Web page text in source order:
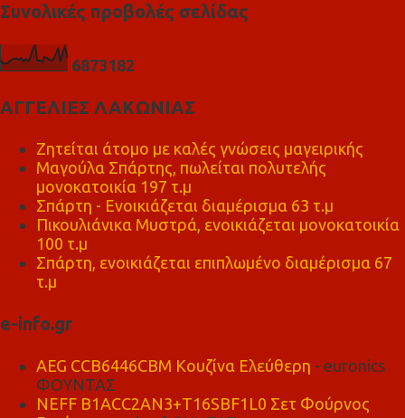
Συνολικές προβολές σελίδας
6873182
ΑΓΓΕΛΙΕΣ ΛΑΚΩΝΙΑΣ
Ζητείται άτομο με καλές γνώσεις μαγειρικής
Μαγούλα Σπάρτης, πωλείται πολυτελής
μονοκατοικία 197 τ.μ
Σπάρτη - Ενοικιάζεται διαμέρισμα 63 τ.μ
Πικουλιάνικα Μυστρά, ενοικιάζεται μονοκατοικία
100 τ.μ
Σπάρτη, ενοικιάζεται επιπλωμένο διαμέρισμα 67
τ.μ
e-info.gr
AEG CCB6446CBM Κουζίνα Ελεύθερη - euronics
ΦΟΥΝΤΑΣ
NEFF B1ACC2AN3+T16SBF1L0 Σετ Φούρνος